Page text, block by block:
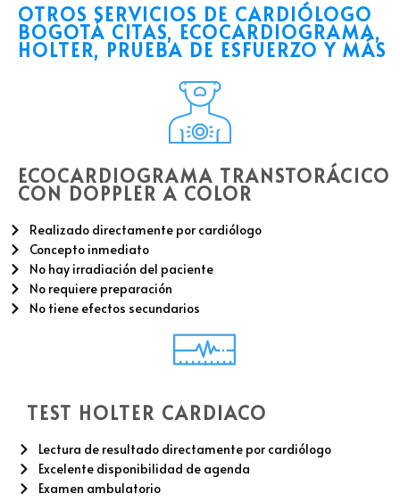
OTROS SERVICIOS DE CARDIÓLOGO
BOGOTÁ CITAS, ECOCARDIOGRAMA,
HOLTER, PRUEBA DE ESFUERZO Y MÁS
ECOCARDIOGRAMA TRANSTORÁCICO
CON DOPPLER A COLOR
Realizado directamente por cardiólogo
Concepto inmediato
No hay irradiación del paciente
No requiere preparación
No tiene efectos secundarios
TEST HOLTER CARDIACO
Lectura de resultado directamente por cardiólogo
Excelente disponibilidad de agenda
Examen ambulatorio